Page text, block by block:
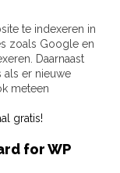
te indexeren in
zoals Google en
Daarnaast
als er nieuwe
meteen
gratis!
for WP